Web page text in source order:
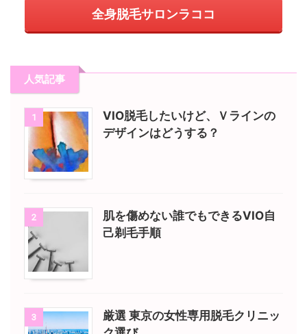
全身脱毛サロンラココ
人気記事
1
VIO脱毛したいけど、Ｖラインの
デザインはどうする？
2
肌を傷めない誰でもできるVIO自
己剃毛手順
3
厳選 東京の女性専用脱毛クリニッ